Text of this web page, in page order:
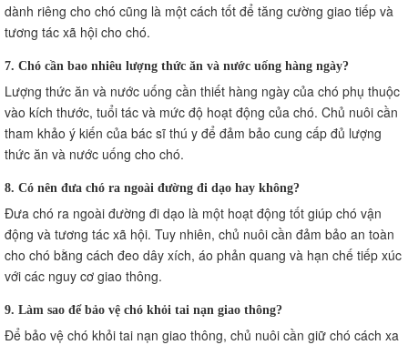
dành riêng cho chó cũng là một cách tốt để tăng cường giao tiếp và
tương tác xã hội cho chó.
7. Chó cần bao nhiêu lượng thức ăn và nước uống hàng ngày?
Lượng thức ăn và nước uống cần thiết hàng ngày của chó phụ thuộc
vào kích thước, tuổi tác và mức độ hoạt động của chó. Chủ nuôi cần
tham khảo ý kiến của bác sĩ thú y để đảm bảo cung cấp đủ lượng
thức ăn và nước uống cho chó.
8. Có nên đưa chó ra ngoài đường đi dạo hay không?
Đưa chó ra ngoài đường đi dạo là một hoạt động tốt giúp chó vận
động và tương tác xã hội. Tuy nhiên, chủ nuôi cần đảm bảo an toàn
cho chó bằng cách đeo dây xích, áo phản quang và hạn chế tiếp xúc
với các nguy cơ giao thông.
9. Làm sao để bảo vệ chó khỏi tai nạn giao thông?
Để bảo vệ chó khỏi tai nạn giao thông, chủ nuôi cần giữ chó cách xa